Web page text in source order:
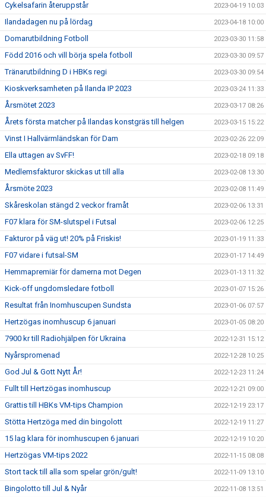
Cykelsafarin återuppstår 2023-04-19 10:03
Ilandadagen nu på lördag 2023-04-18 10:00
Domarutbildning Fotboll 2023-03-30 11:58
Född 2016 och vill börja spela fotboll 2023-03-30 09:57
Tränarutbildning D i HBKs regi 2023-03-30 09:54
Kioskverksamheten på Ilanda IP 2023 2023-03-24 11:33
Årsmötet 2023 2023-03-17 08:26
Årets första matcher på Ilandas konstgräs till helgen 2023-03-15 15:22
Vinst I Hallvärmländskan för Dam 2023-02-26 22:09
Ella uttagen av SvFF! 2023-02-18 09:18
Medlemsfakturor skickas ut till alla 2023-02-08 13:30
Årsmöte 2023 2023-02-08 11:49
Skåreskolan stängd 2 veckor framåt 2023-02-06 13:31
F07 klara för SM-slutspel i Futsal 2023-02-06 12:25
Fakturor på väg ut! 20% på Friskis! 2023-01-19 11:33
F07 vidare i futsal-SM 2023-01-17 14:49
Hemmapremiär för damerna mot Degen 2023-01-13 11:32
Kick-off ungdomsledare fotboll 2023-01-07 15:26
Resultat från Inomhuscupen Sundsta 2023-01-06 07:57
Hertzögas inomhuscup 6 januari 2023-01-05 08:20
7900 kr till Radiohjälpen för Ukraina 2022-12-31 15:12
Nyårspromenad 2022-12-28 10:25
God Jul & Gott Nytt År! 2022-12-23 11:24
Fullt till Hertzögas inomhuscup 2022-12-21 09:00
Grattis till HBKs VM-tips Champion 2022-12-19 23:17
Stötta Hertzöga med din bingolott 2022-12-19 11:27
15 lag klara för inomhuscupen 6 januari 2022-12-19 10:20
Hertzögas VM-tips 2022 2022-11-15 08:08
Stort tack till alla som spelar grön/gult! 2022-11-09 13:10
Bingolotto till Jul & Nyår 2022-11-08 13:51